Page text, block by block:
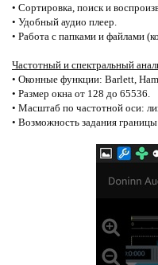
• Сортировка, поиск и
• Удобный аудио плеер.
• Работа с папками и файлами
Частотный и спектральный
• Оконные функции: Barlett,
• Размер окна от 128 до 65536.
• Масштаб по частотной оси:
• Возможность задания границы